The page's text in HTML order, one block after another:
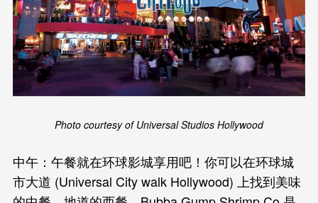
Photo courtesy of Universal Studios Hollywood
中午：午餐就在环球影城享用吧！你可以在环球城
市大道 (Universal City walk Hollywood) 上找到美味